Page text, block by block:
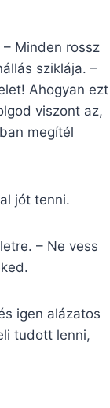
Minden rossz
sziklája. –
Ahogyan ezt
viszont az,
megítél
jót tenni.
– Ne vess
igen alázatos
tudott lenni,